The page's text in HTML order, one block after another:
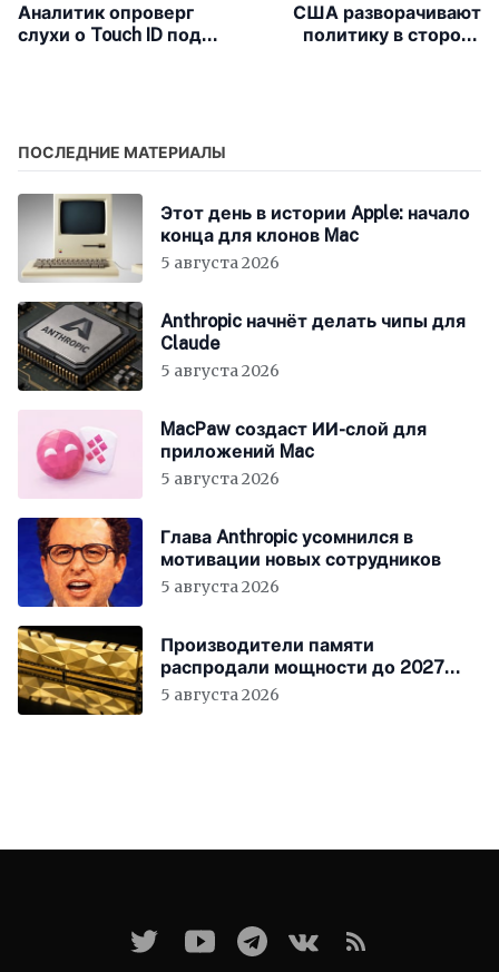
Аналитик опроверг
слухи о Touch ID под
США разворачивают
политику в сторону
ПОСЛЕДНИЕ МАТЕРИАЛЫ
Этот день в истории Apple: начало
конца для клонов Mac
5 августа 2026
Anthropic начнёт делать чипы для
Claude
5 августа 2026
MacPaw создаст ИИ-слой для
приложений Mac
5 августа 2026
Глава Anthropic усомнился в
мотивации новых сотрудников
5 августа 2026
Производители памяти
распродали мощности до 2027
года
5 августа 2026